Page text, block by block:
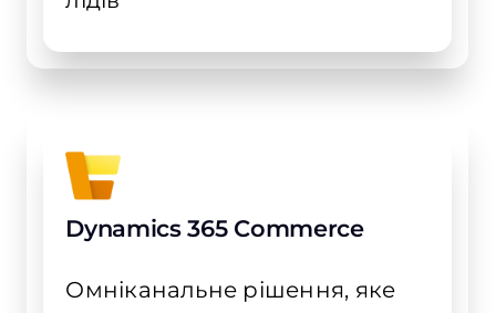
Dynamics 365 Commerce
Омніканальне рішення, яке